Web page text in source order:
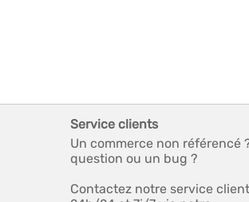
Service clients
Un commerce non référencé
question ou un bug ?
Contactez notre service client